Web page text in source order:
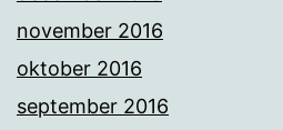
november 2016
oktober 2016
september 2016